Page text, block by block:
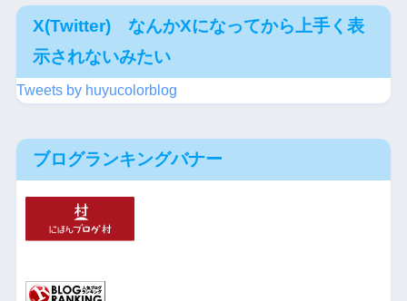
X(Twitter) なんかXになってから上手く表
示されないみたい
Tweets by huyucolorblog
ブログランキングバナー